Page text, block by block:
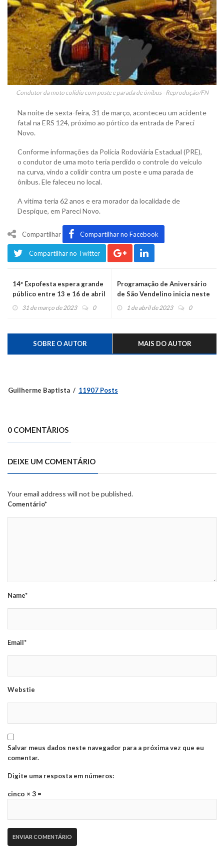
Condutor da moto colidiu com poste e parada de ônibus - Reprodução/FN
Na noite de sexta-feira, 31 de março, aconteceu um acidente
fatal na ERS 124, próximo ao pórtico da entrada de Pareci
Novo.
Conforme informações da Polícia Rodoviária Estadual (PRE),
o condutor de uma moto teria perdido o controle do veículo
na curva, vindo a colidir contra um poste e uma parada de
ônibus. Ele faleceu no local.
A vítima teria 62 anos e era morador da localidade de
Despique, em Pareci Novo.
Compartilhar Compartilhar no Facebook
Compartilhar no Twitter
14ª Expofesta espera grande
público entre 13 e 16 de abril
31 de março de 2023 0
Programação de Aniversário
de São Vendelino inicia neste
domingo
1 de abril de 2023 0
SOBRE O AUTOR MAIS DO AUTOR
Guilherme Baptista 11907 Posts
0 COMENTÁRIOS
DEIXE UM COMENTÁRIO
Your email address will not be published.
Comentário*
Name*
Email*
Webstie
Salvar meus dados neste navegador para a próxima vez que eu
comentar.
Digite uma resposta em números:
cinco × 3 =